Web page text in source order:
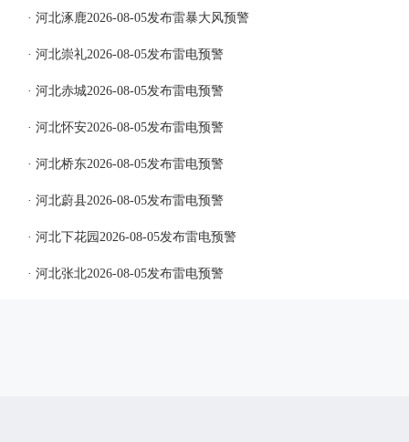
· 河北涿鹿2026-08-05发布雷暴大风预警
· 河北崇礼2026-08-05发布雷电预警
· 河北赤城2026-08-05发布雷电预警
· 河北怀安2026-08-05发布雷电预警
· 河北桥东2026-08-05发布雷电预警
· 河北蔚县2026-08-05发布雷电预警
· 河北下花园2026-08-05发布雷电预警
· 河北张北2026-08-05发布雷电预警